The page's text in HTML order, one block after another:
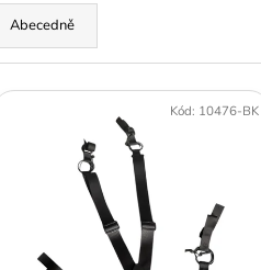
Abecedně
Kód: 10476-BK